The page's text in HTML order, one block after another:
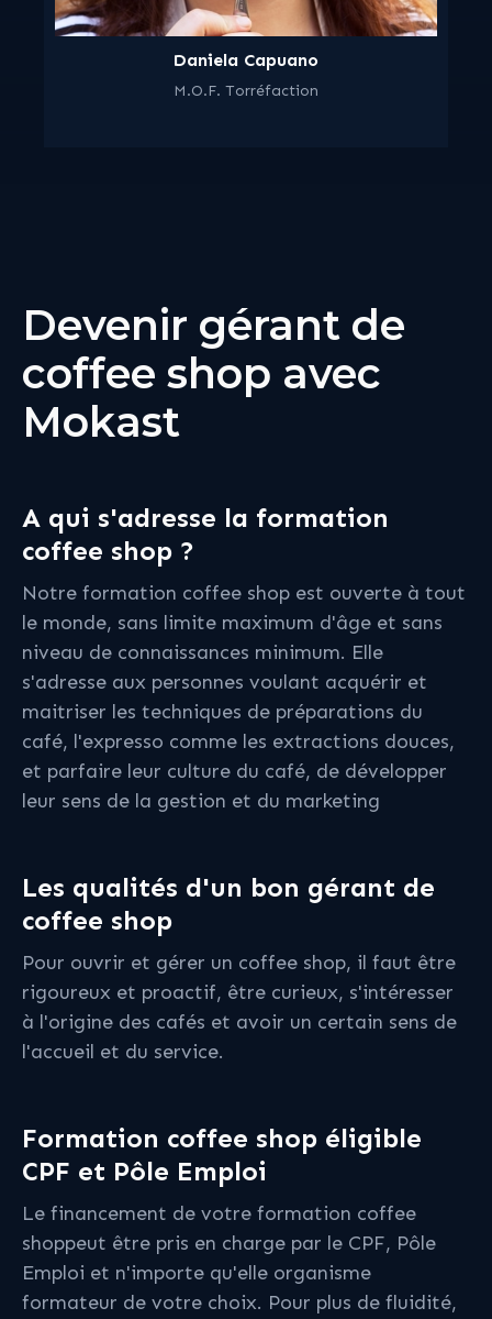
Daniela Capuano
M.O.F. Torréfaction
Devenir gérant de
coffee shop avec
Mokast
A qui s'adresse la formation
coffee shop ?
Notre formation coffee shop est ouverte à tout
le monde, sans limite maximum d'âge et sans
niveau de connaissances minimum. Elle
s'adresse aux personnes voulant acquérir et
maitriser les techniques de préparations du
café, l'expresso comme les extractions douces,
et parfaire leur culture du café, de développer
leur sens de la gestion et du marketing
Les qualités d'un bon gérant de
coffee shop
Pour ouvrir et gérer un coffee shop, il faut être
rigoureux et proactif, être curieux, s'intéresser
à l'origine des cafés et avoir un certain sens de
l'accueil et du service.
Formation coffee shop éligible
CPF et Pôle Emploi
Le financement de votre formation coffee
shoppeut être pris en charge par le CPF, Pôle
Emploi et n'importe qu'elle organisme
formateur de votre choix. Pour plus de fluidité,